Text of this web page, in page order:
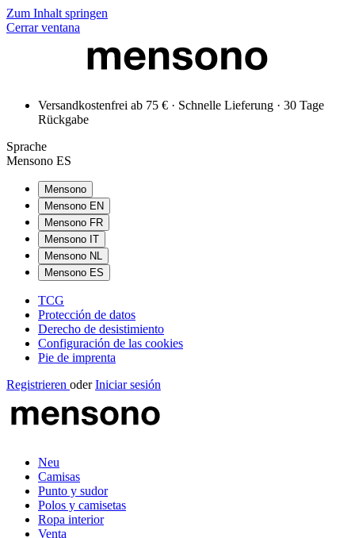
Zum Inhalt springen
Cerrar ventana
Versandkostenfrei ab 75 € · Schnelle Lieferung · 30 Tage
Rückgabe
Sprache
Mensono ES
Mensono
Mensono EN
Mensono FR
Mensono IT
Mensono NL
Mensono ES
TCG
Protección de datos
Derecho de desistimiento
Configuración de las cookies
Pie de imprenta
Registrieren oder Iniciar sesión
Neu
Camisas
Punto y sudor
Polos y camisetas
Ropa interior
Venta